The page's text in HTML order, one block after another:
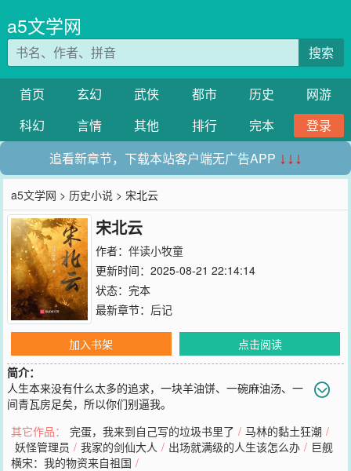
a5文学网
搜索
首页 玄幻 武侠 都市 历史
网游
科幻
言情 其他 排行 完本
登录
追看新章节，下载本站客户端无广告APP ↓↓↓
a5文学网 > 历史小说 > 宋北云
宋北云
作者： 伴读小牧童
更新时间：2025-08-21 22:14:14
状态：完本
最新章节： 后记
加入书架
点击阅读
简介：
人生本来没有什么太多的追求，一块羊油饼、一碗麻油汤、一
间青瓦房足矣，所以你们别逼我。
的朋友推荐哦！
其它作品： 完蛋，我来到自己写的垃圾书里了 / 马林的黏土狂潮 /
妖怪管理员 / 我家的剑仙大人 / 出场就满级的人生该怎么办 / 巨舰
横宋：我的物资来自祖国 /